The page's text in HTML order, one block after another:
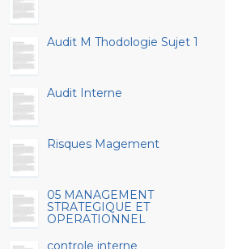
Audit M Thodologie Sujet 1
Audit Interne
Risques Magement
05 MANAGEMENT
STRATEGIQUE ET
OPERATIONNEL
controle interne